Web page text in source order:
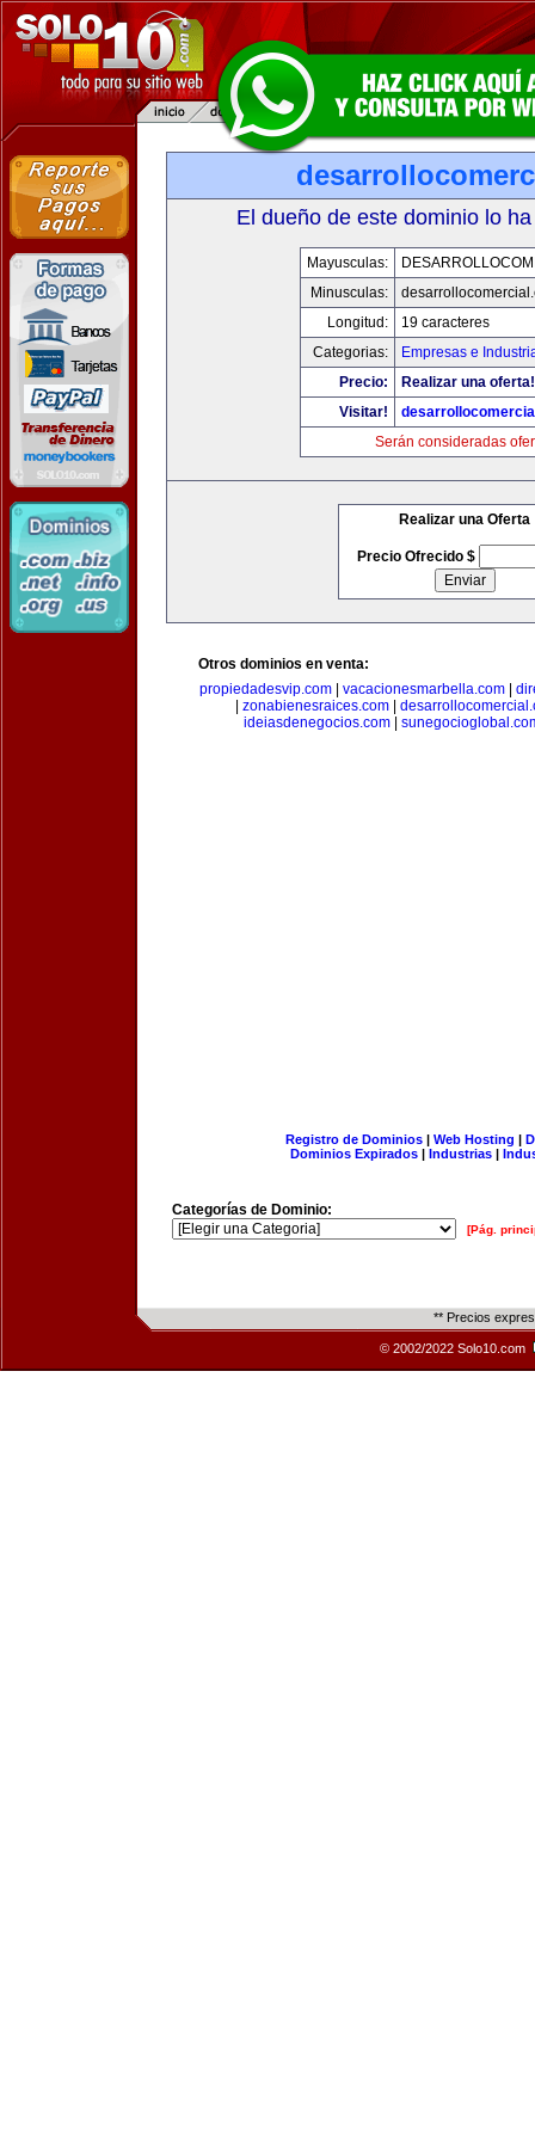
El dueño de este dominio lo
Mayusculas:
Minusculas:
Longitud:
19 caracteres
Categorias:
Empresas e
Precio:
Realizar una oferta!
Visitar!
Serán consideradas
Realizar una Oferta
Precio Ofrecido $
Otros dominios en venta:
propiedadesvip.com
vacacionesmarbella.com
zonabienesraices.com
ideiasdenegocios.com|
Registro de Dominios| Web Hosting |
Dominios Expirados | Industrias |
Categorías de Dominio:
[Pág.
** Precios
© 2002/2022 Solo10.com